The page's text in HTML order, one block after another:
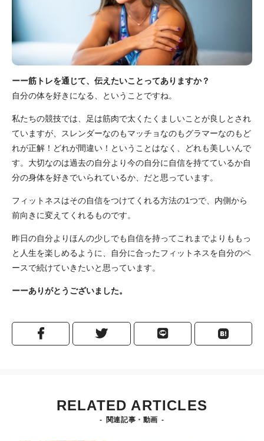
ーー筋トレを通じて、伝えたいことってありますか？
自分の体を好きになる、ということですね。
私たちの競技では、足は筋肉で太くたくましいことが良しとされ
ていますが、スレンダーなのもマッチョなのもグラマーなのもど
れが正解！どれが間違い！ということはなく、どれも美しいんで
す。大切なのは過去の自分より今の自分に自信を持てているか自
分の身体を好きでいられているか、だと思っています。
フィットネスはその自信をつけてくれる方法の1つで、内側から
前向きに変えてくれるものです。
昨日の自分よりほんの少しでも自信を持ってこれまでよりももっ
と人生を楽しめるように、自分に合ったフィットネスを自分のペ
ースで続けていきたいと思っています。
ーーありがとうございました。
RELATED ARTICLES
関連記事・動画